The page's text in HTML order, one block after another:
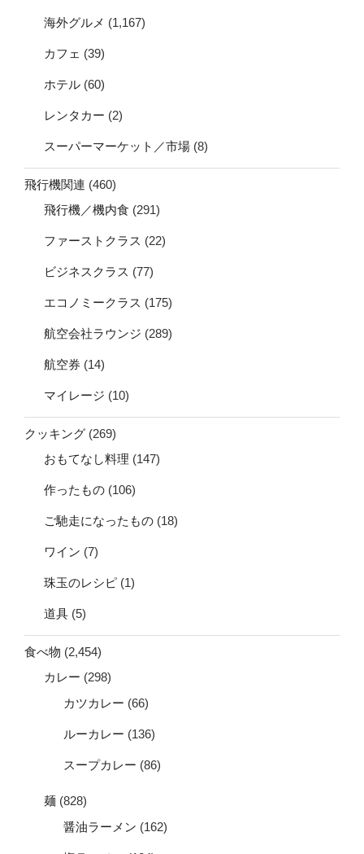
海外グルメ (1,167)
カフェ (39)
ホテル (60)
レンタカー (2)
スーパーマーケット／市場 (8)
飛行機関連 (460)
飛行機／機内食 (291)
ファーストクラス (22)
ビジネスクラス (77)
エコノミークラス (175)
航空会社ラウンジ (289)
航空券 (14)
マイレージ (10)
クッキング (269)
おもてなし料理 (147)
作ったもの (106)
ご馳走になったもの (18)
ワイン (7)
珠玉のレシピ (1)
道具 (5)
食べ物 (2,454)
カレー (298)
カツカレー (66)
ルーカレー (136)
スープカレー (86)
麺 (828)
醤油ラーメン (162)